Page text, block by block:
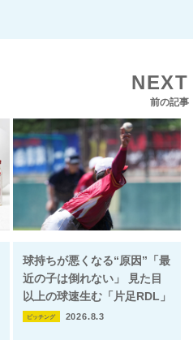
NEXT
前の記事
球持ちが悪くなる“原因”「最
近の子は倒れない」 見た目
以上の球速生む「片足RDL」
ピッチング 2026.8.3